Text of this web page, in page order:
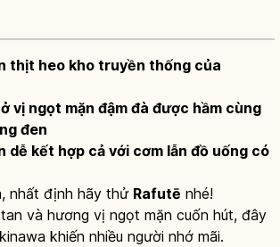
thịt heo kho truyền thống của
vị ngọt mặn đậm đà được hầm cùng
đen
dễ kết hợp cả với cơm lẫn đồ uống có
nhất định hãy thử Rafutē nhé!
và hương vị ngọt mặn cuốn hút, đây
khiến nhiều người nhớ mãi.